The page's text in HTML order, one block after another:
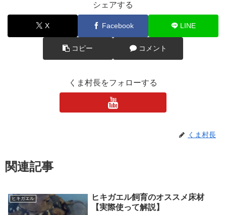
シェアする
X Facebook LINE
コピー コメント
くま村長をフォローする
くま村長
関連記事
ヒキガエル
ヒキガエル飼育のオススメ床材
【実際使って解説】